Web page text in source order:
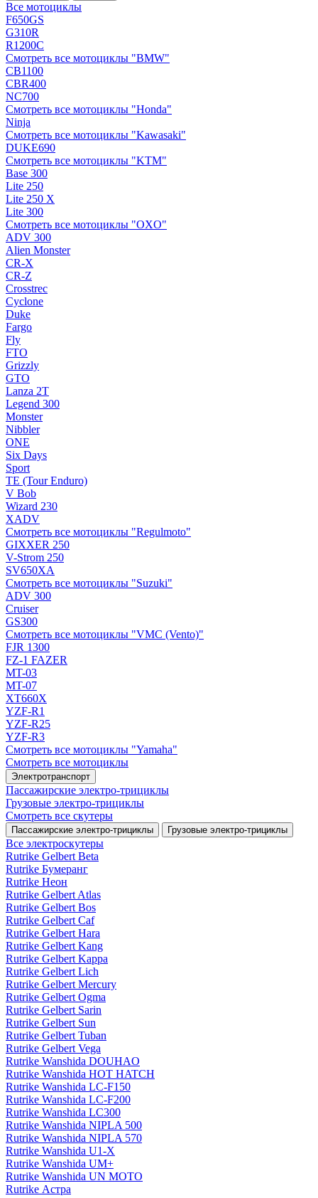
Все мотоциклы
F650GS
G310R
R1200C
Смотреть все мотоциклы "BMW"
CB1100
CBR400
NC700
Смотреть все мотоциклы "Honda"
Ninja
Смотреть все мотоциклы "Kawasaki"
DUKE690
Смотреть все мотоциклы "KTM"
Base 300
Lite 250
Lite 250 X
Lite 300
Смотреть все мотоциклы "OXO"
ADV 300
Alien Monster
CR-X
CR-Z
Crosstrec
Cyclone
Duke
Fargo
Fly
FTO
Grizzly
GTO
Lanza 2T
Legend 300
Monster
Nibbler
ONE
Six Days
Sport
TE (Tour Enduro)
V Bob
Wizard 230
XADV
Смотреть все мотоциклы "Regulmoto"
GIXXER 250
V-Strom 250
SV650XA
Смотреть все мотоциклы "Suzuki"
ADV 300
Cruiser
GS300
Смотреть все мотоциклы "VMC (Vento)"
FJR 1300
FZ-1 FAZER
MT-03
MT-07
XT660X
YZF-R1
YZF-R25
YZF-R3
Смотреть все мотоциклы "Yamaha"
Смотреть все мотоциклы
Электротранспорт
Пассажирские электро‑трициклы
Грузовые электро‑трициклы
Смотреть все скутеры
Пассажирские электро‑трициклы Грузовые электро‑трициклы
Все электро­скутеры
Rutrike Gelbert Beta
Rutrike Бумеранг
Rutrike Неон
Rutrike Gelbert Atlas
Rutrike Gelbert Bos
Rutrike Gelbert Caf
Rutrike Gelbert Hara
Rutrike Gelbert Kang
Rutrike Gelbert Kappa
Rutrike Gelbert Lich
Rutrike Gelbert Mercury
Rutrike Gelbert Ogma
Rutrike Gelbert Sarin
Rutrike Gelbert Sun
Rutrike Gelbert Tuban
Rutrike Gelbert Vega
Rutrike Wanshida DOUHAO
Rutrike Wanshida HOT HATCH
Rutrike Wanshida LC-F150
Rutrike Wanshida LC-F200
Rutrike Wanshida LC300
Rutrike Wanshida NIPLA 500
Rutrike Wanshida NIPLA 570
Rutrike Wanshida U1-X
Rutrike Wanshida UM+
Rutrike Wanshida UN MOTO
Rutrike Астра